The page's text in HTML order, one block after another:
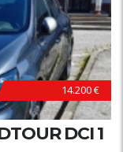
14.200 €
DCI 1